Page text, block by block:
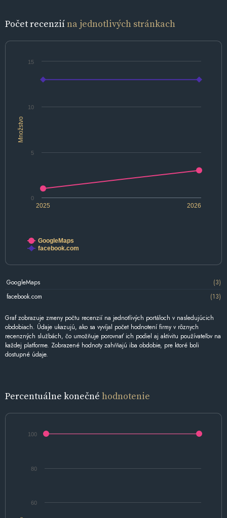
Počet recenziína jednotlivých stránkach
Množstvo
2025 2026
0
10
5
15
GoogleMaps
facebook.com
GoogleMaps
(3)
facebook.com
(13)
Graf zobrazuje zmeny počtu recenzií na jednotlivých portáloch v nasledujúcich
obdobiach. Údaje ukazujú, ako sa vyvíjal počet hodnotení firmy v rôznych
recenzných službách, čo umožňuje porovnať ich podiel aj aktivitu používateľov na
každej platforme. Zobrazené hodnoty zahŕňajú iba obdobie, pre ktoré boli
dostupné údaje.
Percentuálne konečné hodnotenie
60
80
100